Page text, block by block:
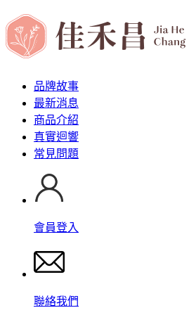
品牌故事
最新消息
商品介紹
真實迴響
常見問題
會員登入
聯絡我們